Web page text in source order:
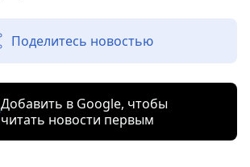
Поделитесь новостью
Добавить в Google, чтобы
читать новости первым